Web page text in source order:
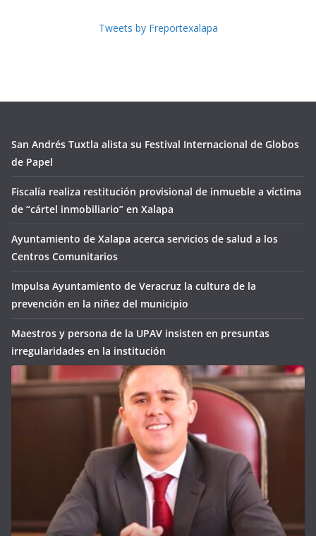
Tweets by Freportexalapa
San Andrés Tuxtla alista su Festival Internacional de Globos
de Papel
Fiscalía realiza restitución provisional de inmueble a víctima
de “cártel inmobiliario” en Xalapa
Ayuntamiento de Xalapa acerca servicios de salud a los
Centros Comunitarios
Impulsa Ayuntamiento de Veracruz la cultura de la
prevención en la niñez del municipio
Maestros y persona de la UPAV insisten en presuntas
irregularidades en la institución